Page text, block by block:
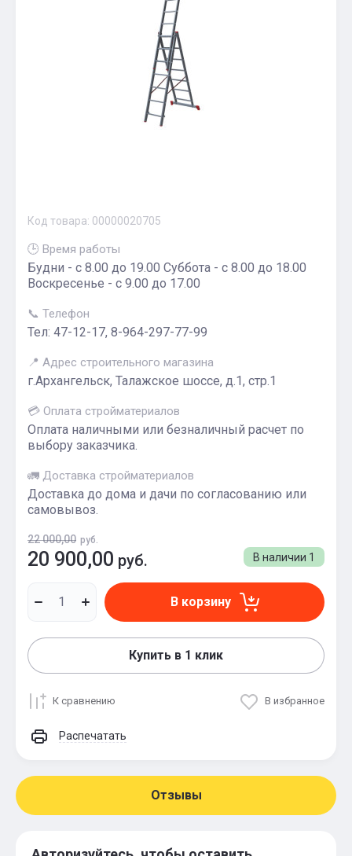
Код товара: 00000020705
🕒 Время работы
Будни - с 8.00 до 19.00 Суббота - с 8.00 до 18.00
Воскресенье - с 9.00 до 17.00
📞 Телефон
Тел: 47-12-17, 8-964-297-77-99
📍 Адрес строительного магазина
г.Архангельск, Талажское шоссе, д.1, стр.1
💳 Оплата стройматериалов
Оплата наличными или безналичный расчет по
выбору заказчика.
🚛 Доставка стройматериалов
Доставка до дома и дачи по согласованию или
самовывоз.
В наличии 1
22 000,00 руб.
20 900,00 руб.
В корзину
Купить в 1 клик
К сравнению В избранное
Распечатать
Отзывы